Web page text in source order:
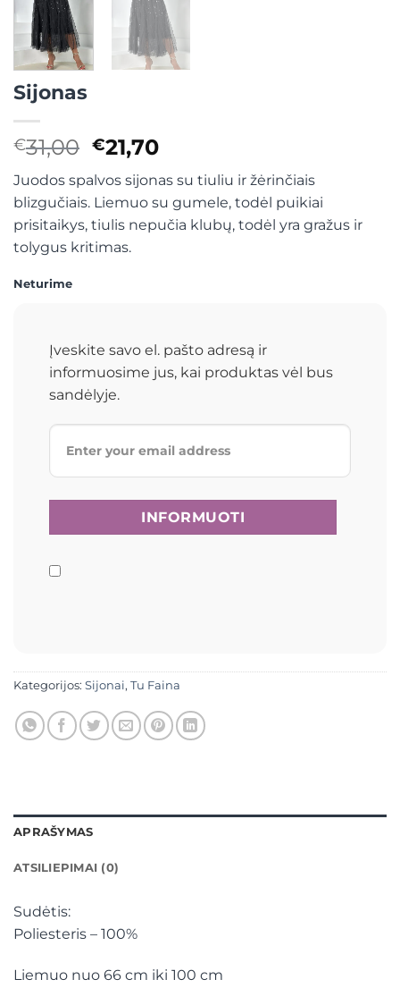
Sijonas
€31,00 Original
price
was:
€31,00.
€21,70Current
price
is:
€21,70.
Juodos spalvos sijonas su tiuliu ir žėrinčiais
blizgučiais. Liemuo su gumele, todėl puikiai
prisitaikys, tiulis nepučia klubų, todėl yra gražus ir
tolygus kritimas.
Neturime
Įveskite savo el. pašto adresą ir
informuosime jus, kai produktas vėl bus
sandėlyje.
Kategorijos: Sijonai, Tu Faina
APRAŠYMAS
ATSILIEPIMAI (0)
Sudėtis:
Poliesteris – 100%
Liemuo nuo 66 cm iki 100 cm